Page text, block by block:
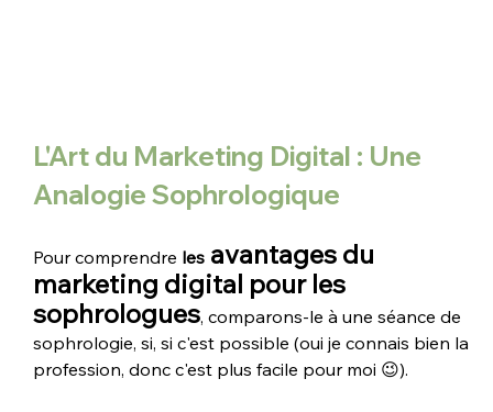
L'Art du Marketing Digital : Une
Analogie Sophrologique
Pour comprendre les avantages du
marketing digital pour les
sophrologues, comparons-le à une séance de
sophrologie, si, si c'est possible (oui je connais bien la
profession, donc c'est plus facile pour moi 😉).